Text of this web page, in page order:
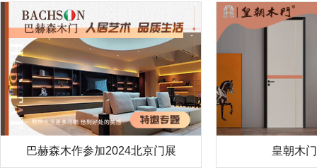
巴赫森木作参加2024北京门展 皇朝木